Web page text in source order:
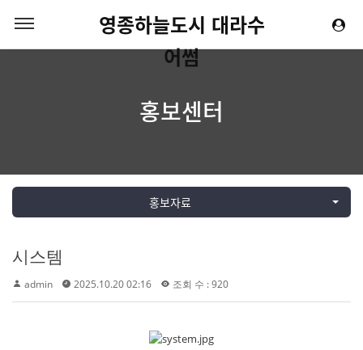
영종하늘도시 대라수
어썸
홍보센터
홍보자료
시스템
admin 2025.10.20 02:16 조회 수 : 920